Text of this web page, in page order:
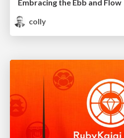
Embracing the Ebb and Flow
colly